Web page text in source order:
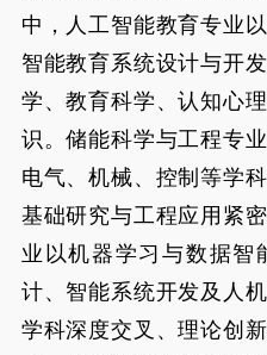
中，人工智能教育专业
智能教育系统设计与开
学、教育科学、认知心
识。储能科学与工程专
电气、机械、控制等学
基础研究与工程应用紧
业以机器学习与数据智
计、智能系统开发及人
学科深度交叉、理论创